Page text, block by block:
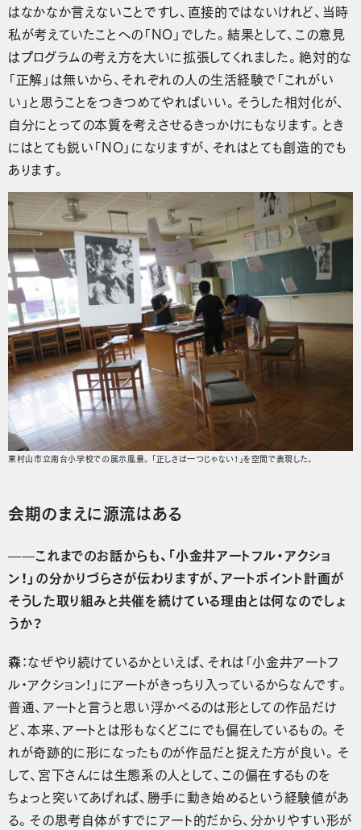
はなかなか言えないことですし、直接的ではないけれど、当時
私が考えていたことへの「NO」でした。結果として、この意見
はプログラムの考え方を大いに拡張してくれました。絶対的な
「正解」は無いから、それぞれの人の生活経験で「これがい
い」と思うことをつきつめてやればいい。そうした相対化が、
自分にとっての本質を考えさせるきっかけにもなります。とき
にはとても鋭い「NO」になりますが、それはとても創造的でも
あります。
東村山市立南台小学校での展示風景。「正しさは一つじゃない！」を空間で表現した。
会期のまえに源流はある
——これまでのお話からも、「小金井アートフル・アクショ
ン！」の分かりづらさが伝わりますが、アートポイント計画が
そうした取り組みと共催を続けている理由とは何なのでしょ
うか？
森：なぜやり続けているかといえば、それは「小金井アートフ
ル・アクション！」にアートがきっちり入っているからなんです。
普通、アートと言うと思い浮かべるのは形としての作品だけ
ど、本来、アートとは形もなくどこにでも偏在しているもの。そ
れが奇跡的に形になったものが作品だと捉えた方が良い。そ
して、宮下さんには生態系の人として、この偏在するものを
ちょっと突いてあげれば、勝手に動き始めるという経験値があ
る。その思考自体がすでにアート的だから、分かりやすい形が